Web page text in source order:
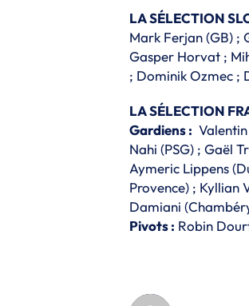
LA SÉLECTION
Mark Ferjan (GB) ;
Gasper Horvat ;
; Dominik Ozmec ;
LA SÉLECTION
Gardiens :
Nahi (PSG) ; Gaël
Aymeric Lippens
Provence) ; Kyllian
Damiani
Pivots : Robin